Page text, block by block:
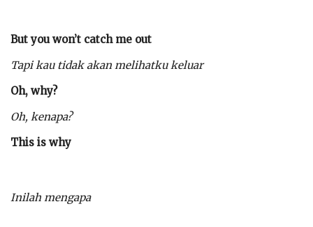
But you won’t catch me out
Tapi kau tidak akan melihatku keluar
Oh, why?
Oh, kenapa?
This is why
Inilah mengapa